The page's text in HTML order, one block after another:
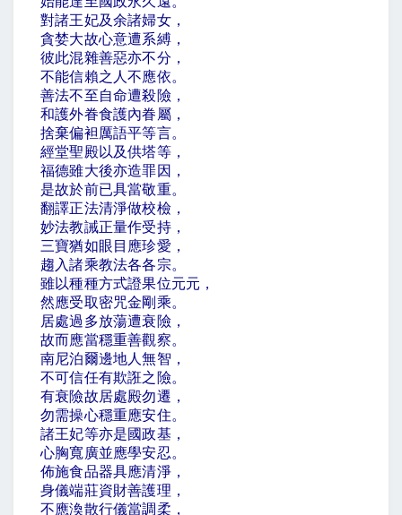
對諸王妃及余諸婦女，
貪婪大故心意遭系縛，
彼此混雜善惡亦不分，
不能信賴之人不應依。
善法不至自命遭殺險，
和護外眷食護內眷屬，
捨棄偏袒厲語平等言。
經堂聖殿以及供塔等，
福德雖大後亦造罪因，
是故於前已具當敬重。
翻譯正法清淨做校檢，
妙法教誡正量作受持，
三寶猶如眼目應珍愛，
趨入諸乘教法各各宗。
雖以種種方式證果位元元，
然應受取密咒金剛乘。
居處過多放蕩遭衰險，
故而應當穩重善觀察。
南尼泊爾邊地人無智，
不可信任有欺誑之險。
有衰險故居處殿勿遷，
勿需操心穩重應安住。
諸王妃等亦是國政基，
心胸寬廣並應學安忍。
佈施食品器具應清淨，
身儀端莊資財善護理，
不應渙散行儀當調柔，